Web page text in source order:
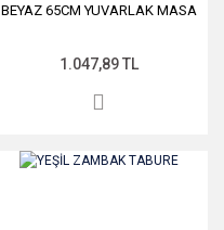
BEYAZ 65CM YUVARLAK MASA
1.047,89 TL